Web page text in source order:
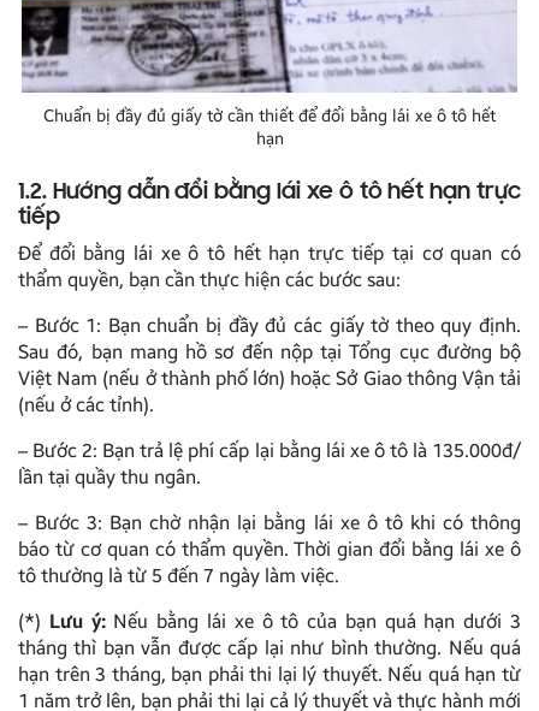
Chuẩn bị đầy đủ giấy tờ cần thiết để đổi bằng lái xe ô tô hết
hạn
1.2. Hướng dẫn đổi bằng lái xe ô tô hết hạn trực
tiếp
Để đổi bằng lái xe ô tô hết hạn trực tiếp tại cơ quan có
thẩm quyền, bạn cần thực hiện các bước sau:
– Bước 1: Bạn chuẩn bị đầy đủ các giấy tờ theo quy định.
Sau đó, bạn mang hồ sơ đến nộp tại Tổng cục đường bộ
Việt Nam (nếu ở thành phố lớn) hoặc Sở Giao thông Vận tải
(nếu ở các tỉnh).
– Bước 2: Bạn trả lệ phí cấp lại bằng lái xe ô tô là 135.000đ/
lần tại quầy thu ngân.
– Bước 3: Bạn chờ nhận lại bằng lái xe ô tô khi có thông
báo từ cơ quan có thẩm quyền. Thời gian đổi bằng lái xe ô
tô thường là từ 5 đến 7 ngày làm việc.
(*) Lưu ý:Nếu bằng lái xe ô tô của bạn quá hạn dưới 3
tháng thì bạn vẫn được cấp lại như bình thường. Nếu quá
hạn trên 3 tháng, bạn phải thi lại lý thuyết. Nếu quá hạn từ
1 năm trở lên, bạn phải thi lại cả lý thuyết và thực hành mới